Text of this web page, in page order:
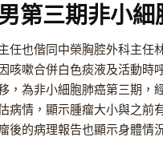
第三期非小
任也偕同中榮胸腔外科主
咳嗽合併白色痰液及活動時
，為非小細胞肺癌第三期，
病情，顯示腫瘤大小與之前
後的病理報告也顯示身體情